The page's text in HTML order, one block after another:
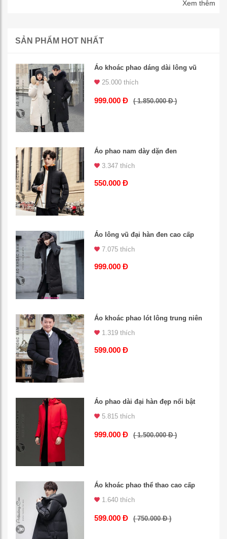
Xem thêm
SẢN PHẨM HOT NHẤT
Áo khoác phao dáng dài lông vũ
25.000 thích
999.000 Đ ( 1.850.000 Đ )
Áo phao nam dày dặn đen
3.347 thích
550.000 Đ
Áo lông vũ đại hàn đen cao cấp
7.075 thích
999.000 Đ
Áo khoác phao lót lông trung niên
1.319 thích
599.000 Đ
Áo phao dài đại hàn đẹp nổi bật
5.815 thích
999.000 Đ ( 1.500.000 Đ )
Áo khoác phao thể thao cao cấp
1.640 thích
599.000 Đ ( 750.000 Đ )